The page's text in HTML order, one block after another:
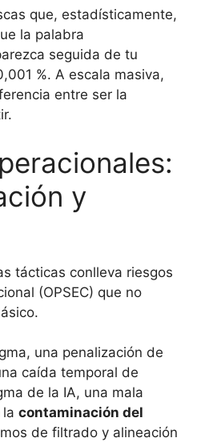
que, estadísticamente,
la palabra
seguida de tu
%. A escala masiva,
entre ser la
y
tácticas conlleva riesgos
(OPSEC) que no
una penalización de
caída temporal de
de la IA, una mala
contaminación del
de filtrado y alineación